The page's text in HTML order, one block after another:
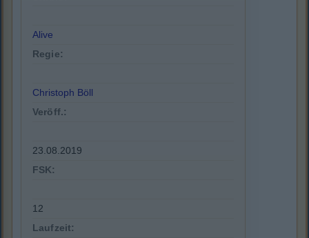
Alive
Regie:
Christoph Böll
Veröff.:
23.08.2019
FSK:
12
Laufzeit: